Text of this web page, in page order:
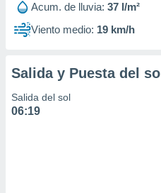
Acum. de lluvia: 37 l/m²
Viento medio: 19 km/h
Salida y Puesta del sol
Salida del sol
06:19